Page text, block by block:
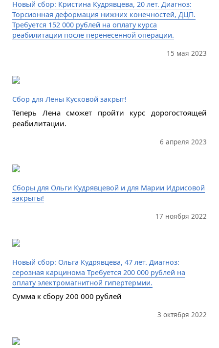
Новый сбор: Кристина Кудрявцева, 20 лет. Диагноз:
Торсионная деформация нижних конечностей, ДЦП.
Требуется 152 000 рублей на оплату курса
реабилитации после перенесенной операции.
15 мая 2023
Сбор для Лены Кусковой закрыт!
Теперь Лена сможет пройти курс дорогостоящей
реабилитации.
6 апреля 2023
Сборы для Ольги Кудрявцевой и для Марии Идрисовой
закрыты!
17 ноября 2022
Новый сбор: Ольга Кудрявцева, 47 лет. Диагноз:
серозная карцинома Требуется 200 000 рублей на
оплату электромагнитной гипертермии.
Сумма к сбору 200 000 рублей
3 октября 2022